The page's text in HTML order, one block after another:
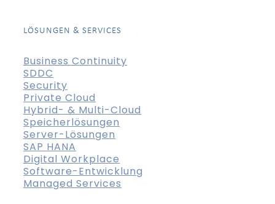
LÖSUNGEN & SERVICES
Business Continuity
SDDC
Security
Private Cloud
Hybrid- & Multi-Cloud
Speicherlösungen
Server-Lösungen
SAP HANA
Digital Workplace
Software-Entwicklung
Managed Services